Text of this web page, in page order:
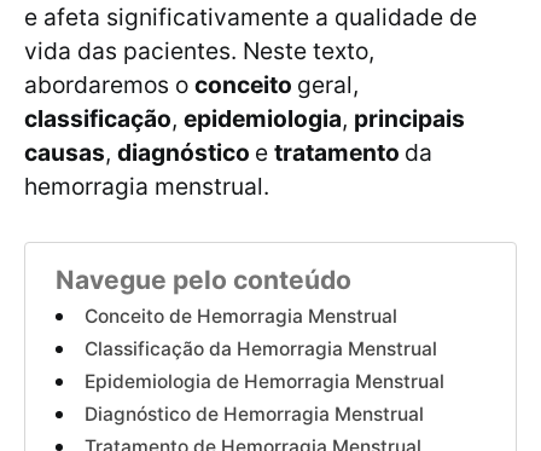
e afeta significativamente a qualidade de
vida das pacientes. Neste texto,
abordaremos o conceito geral,
classificação, epidemiologia, principais
causas, diagnóstico e tratamento da
hemorragia menstrual.
Navegue pelo conteúdo
Conceito de Hemorragia Menstrual
Classificação da Hemorragia Menstrual
Epidemiologia de Hemorragia Menstrual
Diagnóstico de Hemorragia Menstrual